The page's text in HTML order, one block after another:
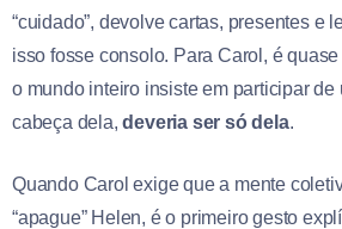
“cuidado”, devolve cartas, presentes e
isso fosse consolo. Para Carol, é quase
o mundo inteiro insiste em participar de
cabeça dela,deveria ser só dela.
Quando Carol exige que a mente
“apague” Helen, é o primeiro gesto